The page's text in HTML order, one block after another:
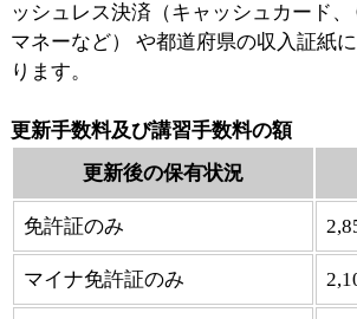
ッシュレス決済（キャッシュカード
マネーなど） や都道府県の収入証紙
ります。
更新手数料及び講習手数料の額
更新後の保有状況
免許証のみ
マイナ免許証のみ